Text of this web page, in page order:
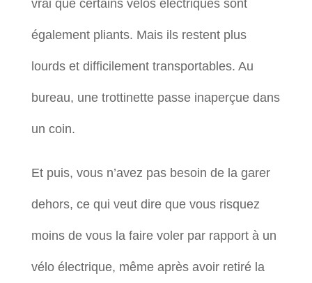
vrai que certains vélos électriques sont
également pliants. Mais ils restent plus
lourds et difficilement transportables. Au
bureau, une trottinette passe inaperçue dans
un coin.
Et puis, vous n’avez pas besoin de la garer
dehors, ce qui veut dire que vous risquez
moins de vous la faire voler par rapport à un
vélo électrique, même après avoir retiré la